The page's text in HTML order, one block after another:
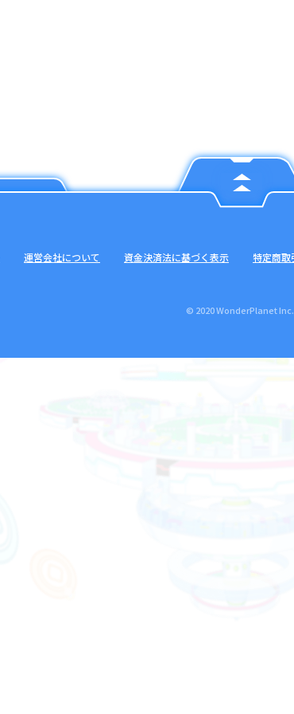
運営会社について 資金決済法に基づく表示 特定商取
© 2020 WonderPlanet Inc.